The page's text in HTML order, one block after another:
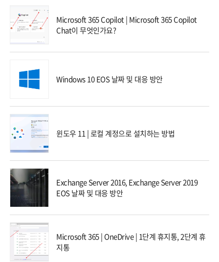
Microsoft 365 Copilot | Microsoft 365 Copilot
Chat이 무엇인가요?
Windows 10 EOS 날짜 및 대응 방안
윈도우 11 | 로컬 계정으로 설치하는 방법
Exchange Server 2016, Exchange Server 2019
EOS 날짜 및 대응 방안
Microsoft 365 | OneDrive | 1단계 휴지통, 2단계 휴
지통